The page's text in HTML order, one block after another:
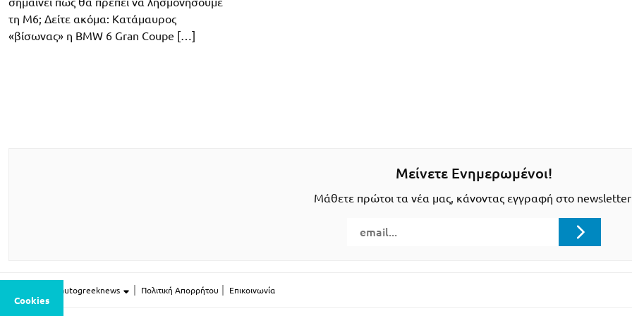
τη Μ6; Δείτε ακόμα: Κατάμαυρος
«βίσωνας» η BMW 6 Gran Coupe […]
Μείνετε Ενημερωμένοι!
Μάθετε πρώτοι τα νέα μας, κάνοντας εγγραφή στο
Περισσότερο autogreeknews Πολιτική Απορρήτου Επικοινωνία
Cookies